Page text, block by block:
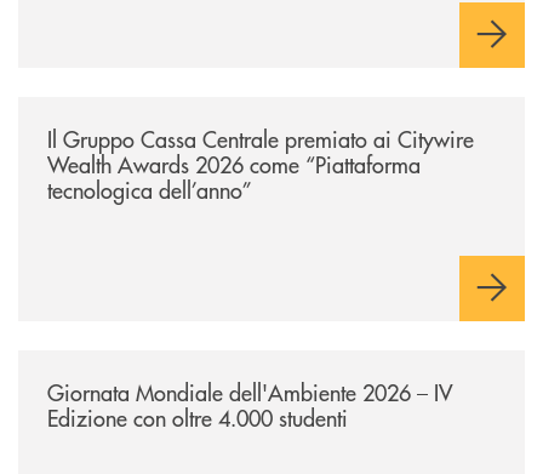
Il Gruppo Cassa Centrale premiato ai Citywire
Wealth Awards 2026 come “Piattaforma
tecnologica dell’anno”
Giornata Mondiale dell'Ambiente 2026 – IV
Edizione con oltre 4.000 studenti